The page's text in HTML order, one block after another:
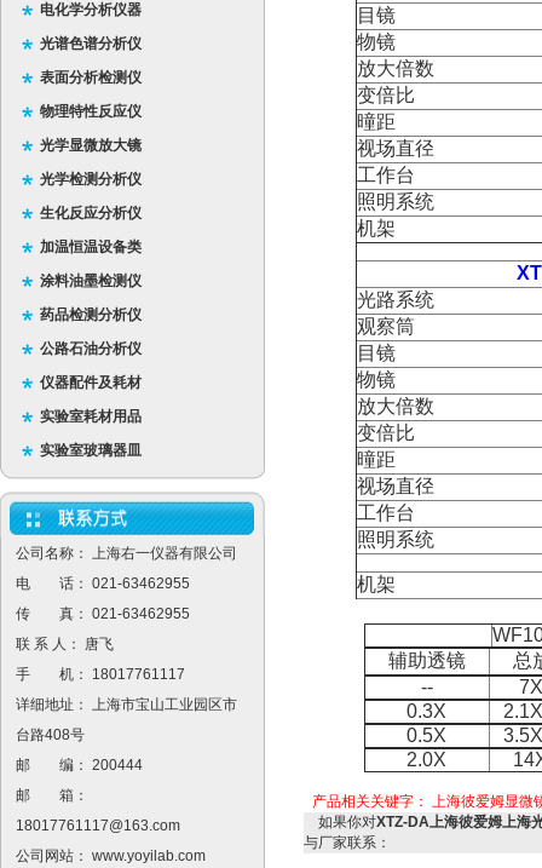
电化学分析仪器
光谱色谱分析仪
表面分析检测仪
物理特性反应仪
光学显微放大镜
光学检测分析仪
生化反应分析仪
加温恒温设备类
涂料油墨检测仪
药品检测分析仪
公路石油分析仪
仪器配件及耗材
实验室耗材用品
实验室玻璃器皿
公司名称： 上海右一仪器有限公司
电 话： 021-63462955
传 真： 021-63462955
联 系 人： 唐飞
手 机： 18017761117
详细地址： 上海市宝山工业园区市
台路408号
邮 编： 200444
邮 箱：
18017761117@163.com
公司网站： www.yoyilab.com
目镜
物镜
放大倍数
变倍比
曈距
视场直径
工作台
照明系统
机架
光路系统
观察筒
目镜
物镜
放大倍数
变倍比
曈距
视场直径
工作台
照明系统
机架
辅助透镜
总
--
0.3X
0.5X
2.0X
产品相关关键字： 上海彼爱姆显微
如果你对XTZ-DA上海彼爱姆上海
与厂家联系：